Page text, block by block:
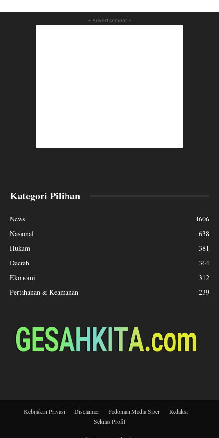
- Advertisement -
Kategori Pilihan
News
4606
Nasional
638
Hukum
381
Daerah
364
Ekonomi
312
Pertahanan & Keamanan
239
Kebijakan Privasi Disclaimer Pedoman Media Siber
Redaksi
Sekilas Profil